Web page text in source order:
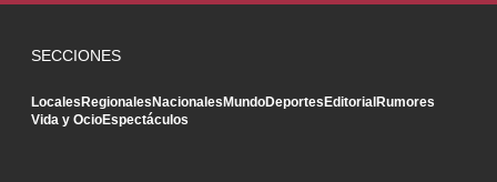
SECCIONES
LocalesRegionalesNacionalesMundoDeportesEditorialRumores
Vida y OcioEspectáculos